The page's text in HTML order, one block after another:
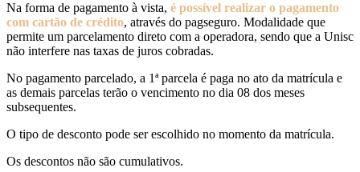
Na forma de pagamento à vista, é possível realizar o pagamento
com cartão de crédito, através do pagseguro. Modalidade que
permite um parcelamento direto com a operadora, sendo que a Unisc
não interfere nas taxas de juros cobradas.
No pagamento parcelado, a 1ª parcela é paga no ato da matrícula e
as demais parcelas terão o vencimento no dia 08 dos meses
subsequentes.
O tipo de desconto pode ser escolhido no momento da matrícula.
Os descontos não são cumulativos.